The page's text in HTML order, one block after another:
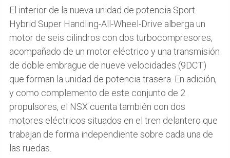
El interior de la nueva unidad de potencia Sport
Hybrid Super Handling-All-Wheel-Drive alberga un
motor de seis cilindros con dos turbocompresores,
acompañado de un motor eléctrico y una transmisión
de doble embrague de nueve velocidades (9DCT)
que forman la unidad de potencia trasera. En adición,
y como complemento de este conjunto de 2
propulsores, el NSX cuenta también con dos
motores eléctricos situados en el tren delantero que
trabajan de forma independiente sobre cada una de
las ruedas.